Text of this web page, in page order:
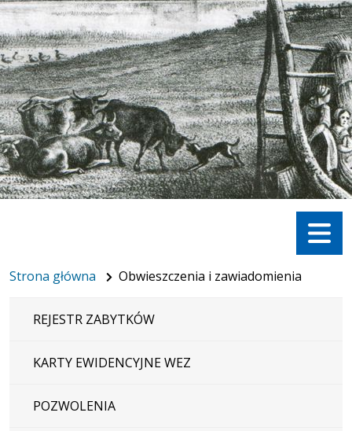
Menu
Strona główna Obwieszczenia i zawiadomienia
REJESTR ZABYTKÓW
KARTY EWIDENCYJNE WEZ
POZWOLENIA